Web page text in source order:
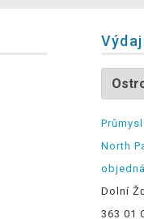
North
Dolní
363 01